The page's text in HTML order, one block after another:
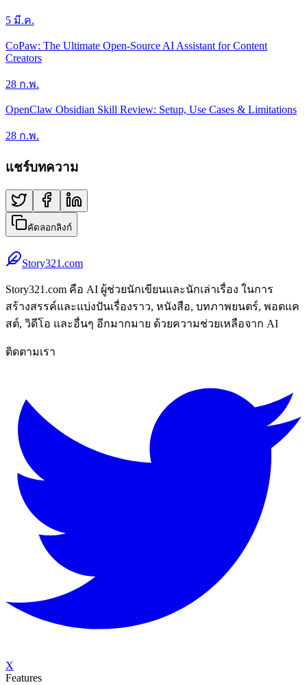
5 มี.ค.
CoPaw: The Ultimate Open-Source AI Assistant for Content
Creators
28 ก.พ.
OpenClaw Obsidian Skill Review: Setup, Use Cases & Limitations
28 ก.พ.
แชร์บทความ
คัดลอกลิงก์
Story321.com
Story321.com คือ AI ผู้ช่วยนักเขียนและนักเล่าเรื่อง ในการ
สร้างสรรค์และแบ่งปันเรื่องราว, หนังสือ, บทภาพยนตร์, พอดแค
สต์, วิดีโอ และอื่นๆ อีกมากมาย ด้วยความช่วยเหลือจาก AI
ติดตามเรา
X
Features